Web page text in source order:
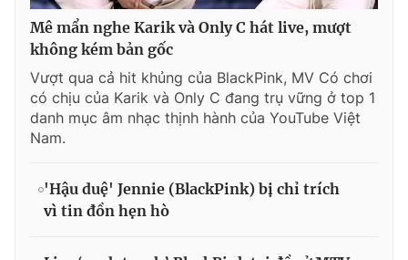
Mê mẩn nghe Karik và Only C hát live, mượt
không kém bản gốc
Vượt qua cả hit khủng của BlackPink, MV Có chơi
có chịu của Karik và Only C đang trụ vững ở top 1
danh mục âm nhạc thịnh hành của YouTube Việt
Nam.
'Hậu duệ' Jennie (BlackPink) bị chỉ trích
vì tin đồn hẹn hò